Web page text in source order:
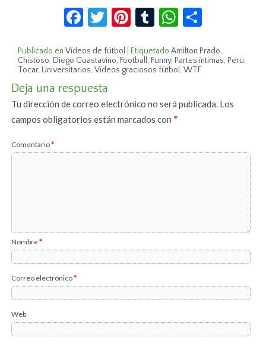
Facebook
Twitter
Pinterest
TumblrWhatsApp
Publicado en Vídeos de fútbol Etiquetado Amilton Prado,
Chistoso, Diego Guastavino, Football, Funny, Partes íntimas, Peru,
Tocar, Universitarios,Vídeos graciosos fútbol,WTF
Deja una respuesta
Tu dirección de correo electrónico no será publicada. Los
campos obligatorios están marcados con*
Comentario*
Nombre*
Correo electrónico*
Web